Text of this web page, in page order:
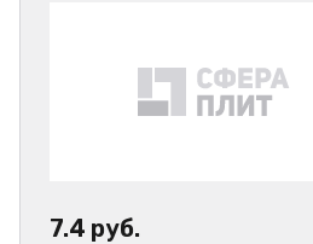
7.4 руб.